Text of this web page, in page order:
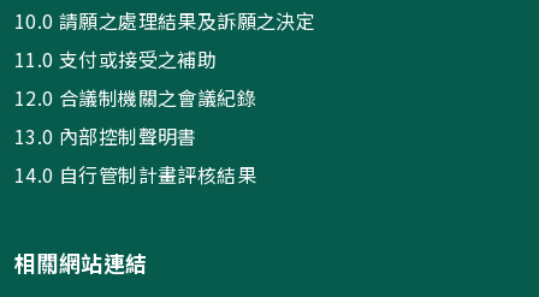
10.0 請願之處理結果及訴願之決定
11.0 支付或接受之補助
12.0 合議制機關之會議紀錄
13.0 內部控制聲明書
14.0 自行管制計畫評核結果
相關網站連結